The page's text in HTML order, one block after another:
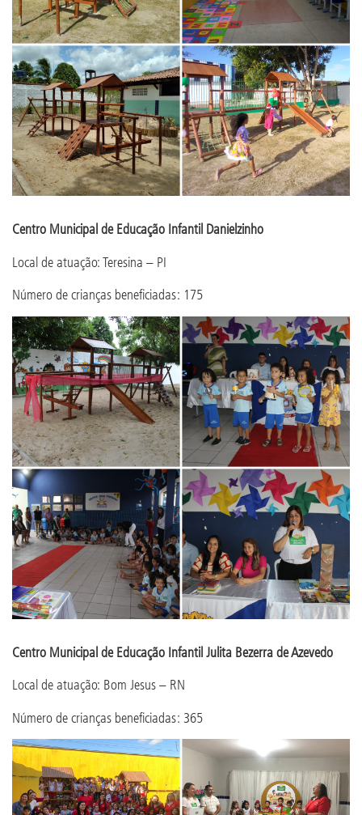
Centro Municipal de Educação Infantil Danielzinho
Local de atuação: Teresina – PI
Número de crianças beneficiadas: 175
Centro Municipal de Educação Infantil Julita Bezerra de Azevedo
Local de atuação: Bom Jesus – RN
Número de crianças beneficiadas: 365